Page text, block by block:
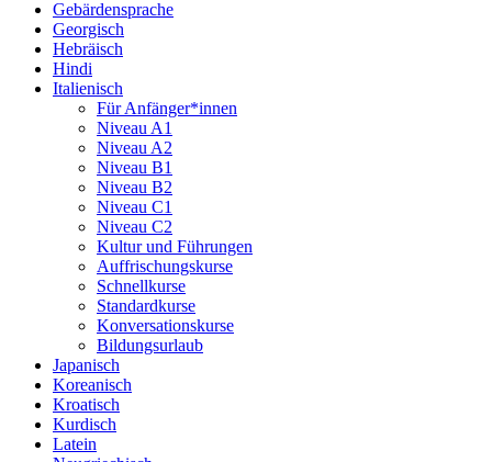
Gebärdensprache
Georgisch
Hebräisch
Hindi
Italienisch
Für Anfänger*innen
Niveau A1
Niveau A2
Niveau B1
Niveau B2
Niveau C1
Niveau C2
Kultur und Führungen
Auffrischungskurse
Schnellkurse
Standardkurse
Konversationskurse
Bildungsurlaub
Japanisch
Koreanisch
Kroatisch
Kurdisch
Latein